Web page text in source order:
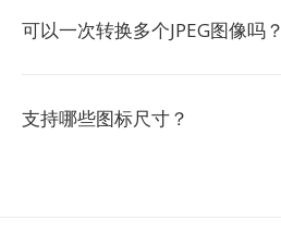
可以一次转换多个JPEG图像吗？
支持哪些图标尺寸？